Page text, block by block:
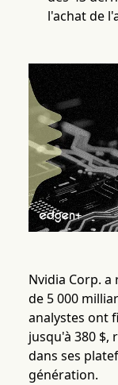
l'achat de
Nvidia Corp.
de 5 000
analystes ont
jusqu'à 380 $,
dans ses
génération.